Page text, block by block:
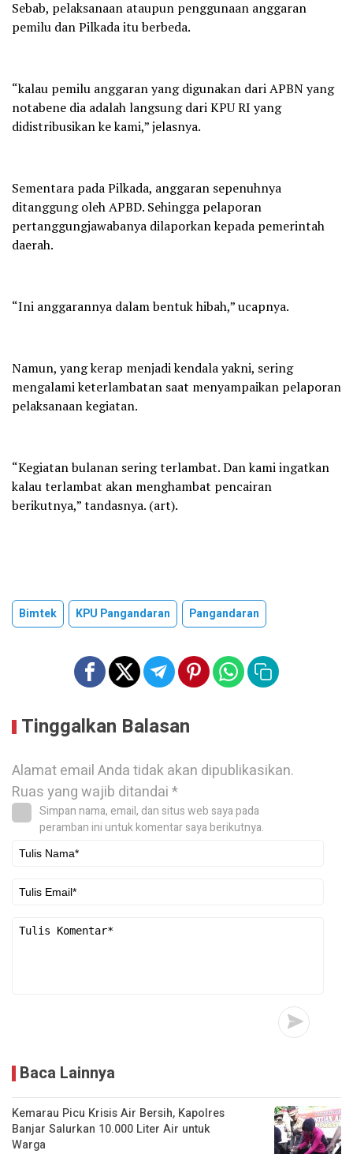
Sebab, pelaksanaan ataupun penggunaan anggaran
pemilu dan Pilkada itu berbeda.
“kalau pemilu anggaran yang digunakan dari APBN yang
notabene dia adalah langsung dari KPU RI yang
didistribusikan ke kami,” jelasnya.
Sementara pada Pilkada, anggaran sepenuhnya
ditanggung oleh APBD. Sehingga pelaporan
pertanggungjawabanya dilaporkan kepada pemerintah
daerah.
“Ini anggarannya dalam bentuk hibah,” ucapnya.
Namun, yang kerap menjadi kendala yakni, sering
mengalami keterlambatan saat menyampaikan pelaporan
pelaksanaan kegiatan.
“Kegiatan bulanan sering terlambat. Dan kami ingatkan
kalau terlambat akan menghambat pencairan
berikutnya,” tandasnya. (art).
Bimtek KPU Pangandaran Pangandaran
Tinggalkan Balasan
Alamat email Anda tidak akan dipublikasikan.
Ruas yang wajib ditandai*
Simpan nama, email, dan situs web saya pada
peramban ini untuk komentar saya berikutnya.
Baca Lainnya
Kemarau Picu Krisis Air Bersih, Kapolres
Banjar Salurkan 10.000 Liter Air untuk
Warga